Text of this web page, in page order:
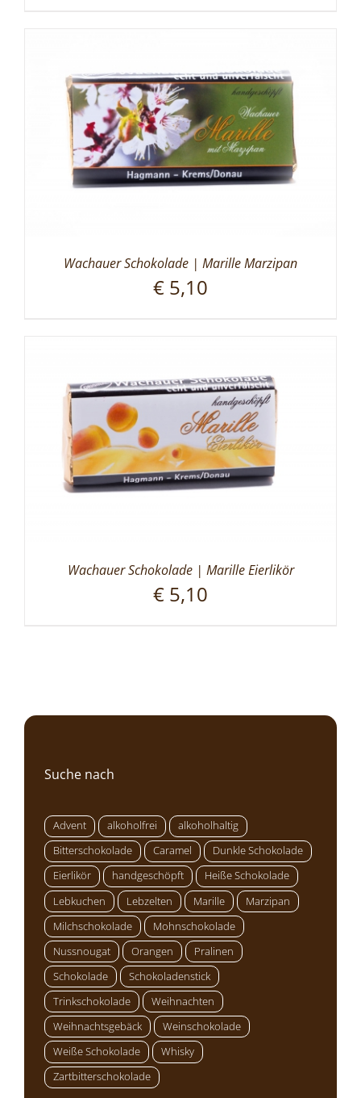
Wachauer Schokolade | Marille Marzipan
€ 5,10
Wachauer Schokolade | Marille Eierlikör
€ 5,10
Suche nach
Advent alkoholfrei
alkoholhaltig
Bitterschokolade
Caramel
Dunkle Schokolade
Eierlikör
handgeschöpft
Heiße Schokolade
Lebkuchen
Lebzelten Marille
Marzipan
Milchschokolade
Mohnschokolade
Nussnougat
Orangen
Pralinen
Schokolade
Schokoladenstick
Trinkschokolade
Weihnachten
Weihnachtsgebäck
Weinschokolade
Weiße Schokolade
Whisky
Zartbitterschokolade